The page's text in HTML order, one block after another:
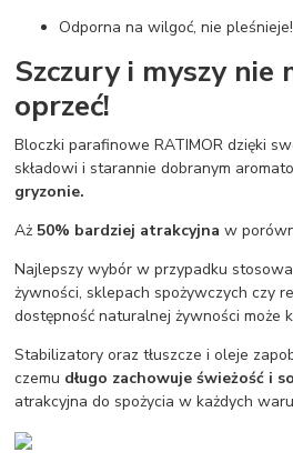
Odporna na wilgoć, nie pleśnieje!
Szczury i myszy nie
oprzeć!
Bloczki parafinowe RATIMOR dzięki
składowi i starannie dobranym
gryzonie.
Aż 50% bardziej atrakcyjna w
Najlepszy wybór w przypadku
żywności, sklepach spożywczych czy
dostępność naturalnej żywności może
Stabilizatory oraz tłuszcze i oleje
czemu długo zachowuje świeżość i
atrakcyjna do spożycia w każdych